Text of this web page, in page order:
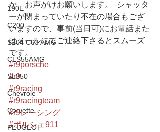
190E
C200
S204 C63 AMG
CLS55AMG
SL350
Chevrole
Corvette
PEUGEOT
か、お声がけお願いします。  シャッタ
ーが閉まっていたり不在の場合もござ
いますので、事前(当日可)にお電話また
はメールにてご連絡下さるとスムーズ
です。
#r9porsche
#r9
#r9racing
#r9racingteam
#r9レーシング
#ポルシェ911